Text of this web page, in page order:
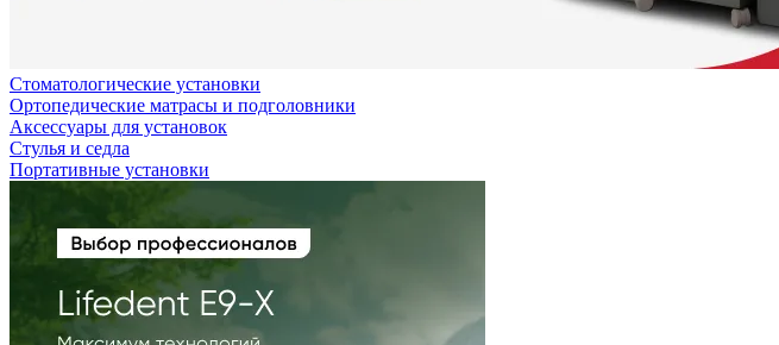
Стоматологические установки
Ортопедические матрасы и подголовники
Аксессуары для установок
Стулья и седла
Портативные установки